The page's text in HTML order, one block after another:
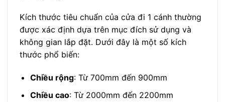
Kích thước tiêu chuẩn của cửa đi 1 cánh thường
được xác định dựa trên mục đích sử dụng và
không gian lắp đặt. Dưới đây là một số kích
thước phổ biến:
Chiều rộng: Từ 700mm đến 900mm
Chiều cao: Từ 2000mm đến 2200mm